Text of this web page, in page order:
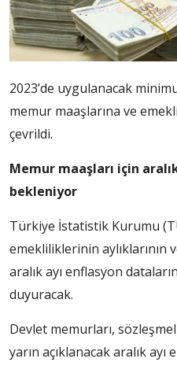
2023’de uygulanacak
memur maaşlarına ve
çevrildi.
Memur maaşları için
bekleniyor
Türkiye İstatistik Kurumu
emekliliklerinin
aralık ayı enflasyon
duyuracak.
Devlet memurları,
yarın açıklanacak aralık ayı